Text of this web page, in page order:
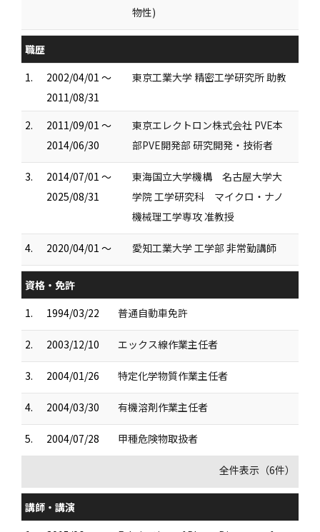
物性)
職歴
1.
2002/04/01 ～
2011/08/31
東京工業大学 精密工学研究所 助教
2.
2011/09/01 ～
2014/06/30
東京エレクトロン株式会社 PVE本
部PVE開発部 研究開発・技術者
3.
2014/07/01 ～
2025/08/31
東海国立大学機構 名古屋大学大
学院 工学研究科 マイクロ・ナノ
機械理工学専攻 准教授
4. 2020/04/01 ～ 愛知工業大学 工学部 非常勤講師
資格・免許
1.
1994/03/22 普通自動車免許
2. 2003/12/10 エックス線作業主任者
3. 2004/01/26 特定化学物質作業主任者
4. 2004/03/30 有機溶剤作業主任者
5. 2004/07/28 甲種危険物取扱者
全件表示（6件）
講師・講演